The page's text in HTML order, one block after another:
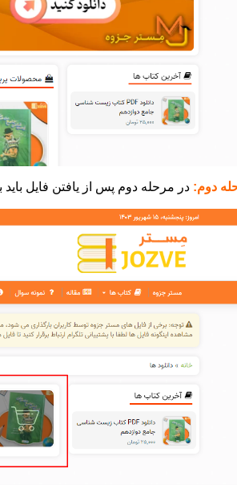
دوم: در مرحله دوم پس از یافتن فایل